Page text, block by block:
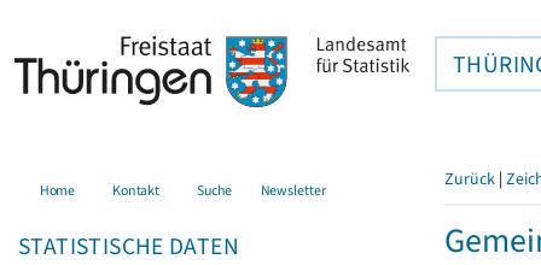
Home Kontakt Suche Newsletter
STATISTISCHE DATEN
Zurück |